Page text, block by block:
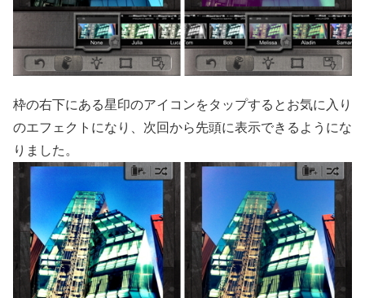
枠の右下にある星印のアイコンをタップするとお気に入り
のエフェクトになり、次回から先頭に表示できるようにな
りました。